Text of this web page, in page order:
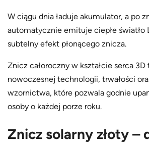
W ciągu dnia ładuje akumulator, a po
automatycznie emituje ciepłe światło
subtelny efekt płonącego znicza.
Znicz całoroczny w kształcie serca 3D
nowoczesnej technologii, trwałości
wzornictwa, które pozwala godnie
osoby o każdej porze roku.
Znicz solarny złoty –